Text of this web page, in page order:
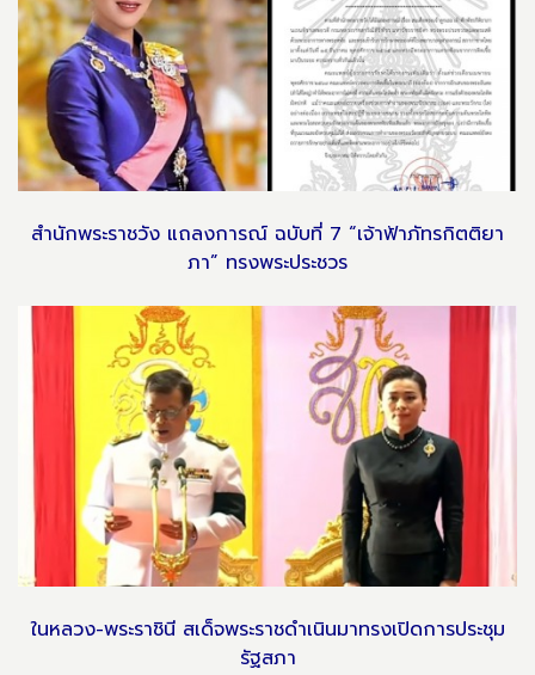
สำนักพระราชวัง แถลงการณ์ ฉบับที่ 7 “เจ้าฟ้าภัทรกิตติยา
ภา” ทรงพระประชวร
ในหลวง-พระราชินี สเด็จพระราชดำเนินมาทรงเปิดการประชุม
รัฐสภา